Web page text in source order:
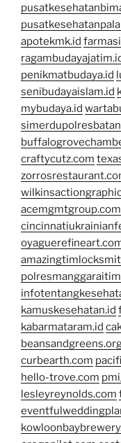
apotekmk.id
penikmatbudaya.id
senibudayaislam.id
mybudaya.id
craftycutz.com
acemgmtgroup.com
kamuskesehatan.id
kabarmataram.id
curbearth.com
hello-trove.com
lesleyreynolds.com